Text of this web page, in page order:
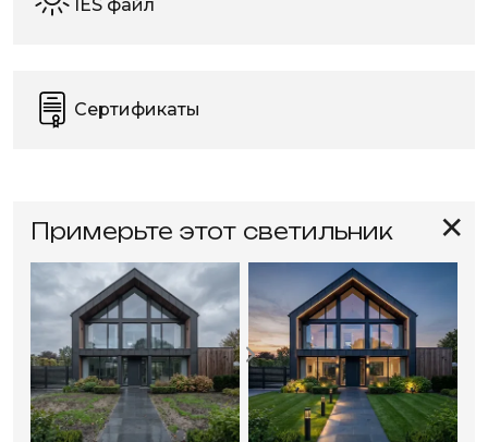
IES файл
Сертификаты
✕
Примерьте этот светильник